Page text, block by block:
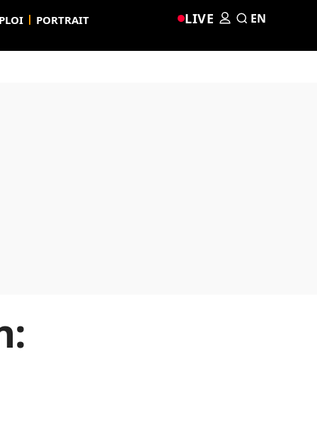
PORTRAIT LIVE EN